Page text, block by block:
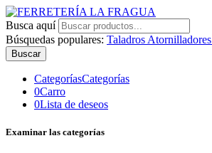
Busca aquí
Búsquedas populares: Taladros Atornilladores
Buscar
CategoríasCategorías
0Carro
0Lista de deseos
Examinar las categorías